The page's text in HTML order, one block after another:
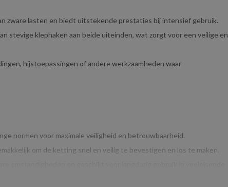
zware lasten en biedt uitstekende prestaties bij intensief gebruik.
stevige klephaken aan beide uiteinden, wat zorgt voor een veilige en
hijstoepassingen of andere werkzaamheden waar
normen voor maximale veiligheid en betrouwbaarheid.
om de ketting snel en veilig te bevestigen en los te maken.